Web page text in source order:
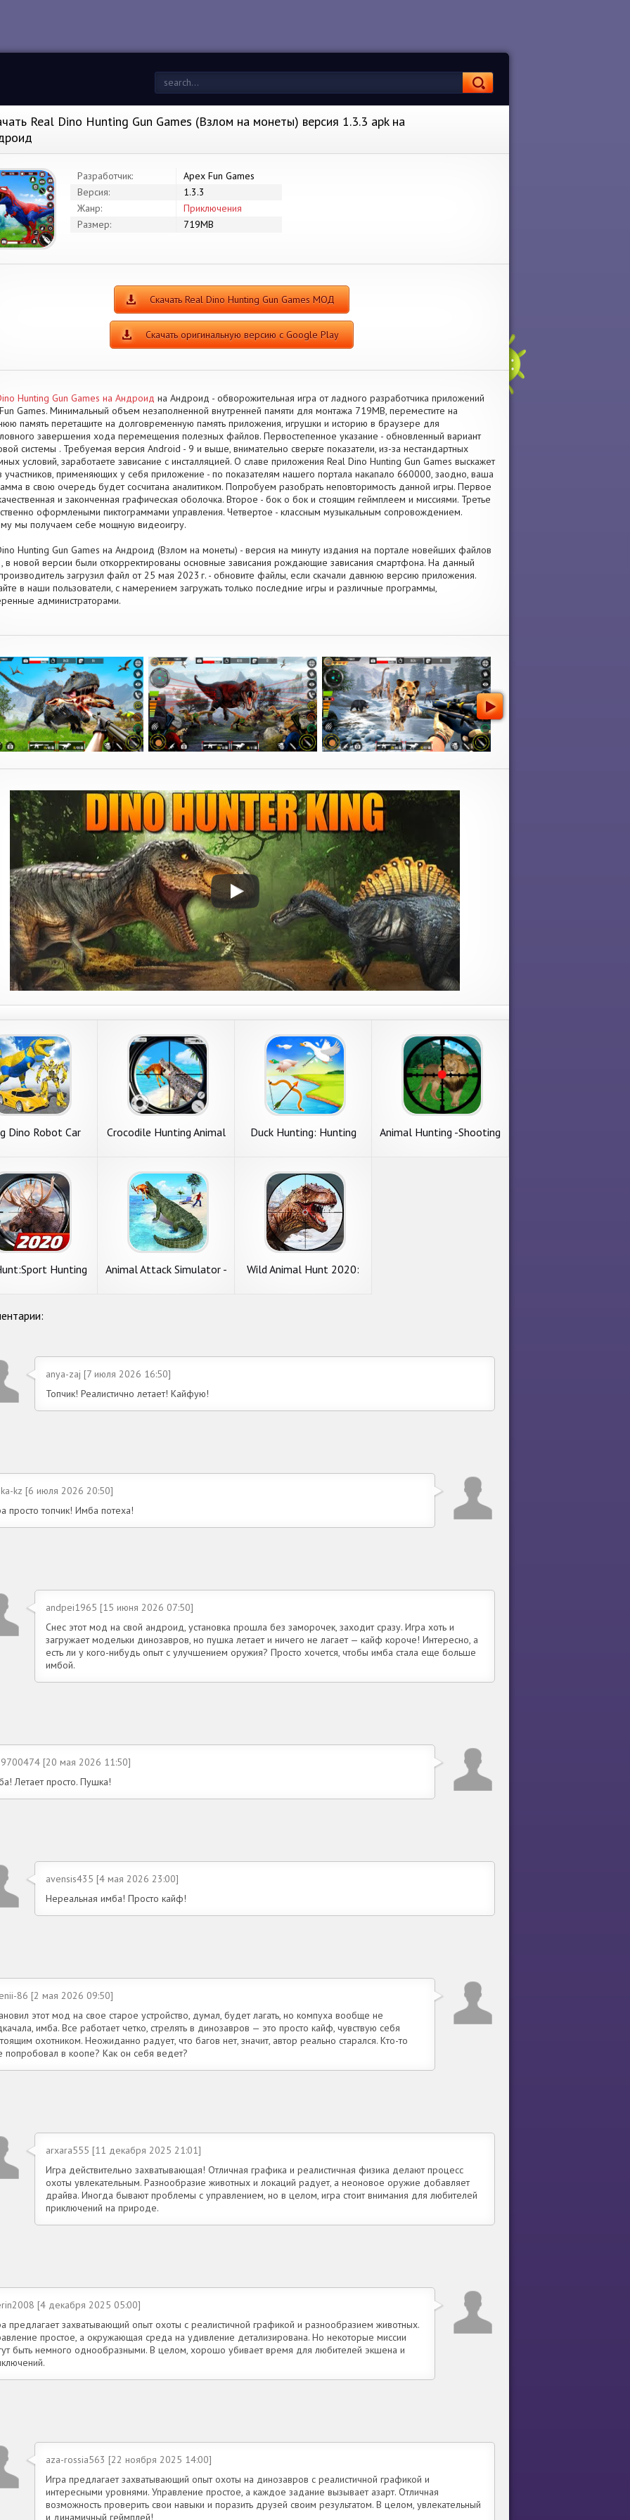
Real Dino Hunting Gun Games (Взлом на монеты) версия 1.3.3 apk на
Разработчик:
Apex Fun Games
Версия:
1.3.3
Жанр:
Приключения
Размер:
719MB
Скачать Real Dino Hunting Gun Games МОД
Скачать оригинальную версию с Google Play
Hunting Gun Games на Андроид на Андроид - обворожительная игра от ладного разработчика приложений
Games. Минимальный объем незаполненной внутренней памяти для монтажа 719MB, переместите на
память перетащите на долговременную память приложения, игрушки и историю в браузере для
завершения хода перемещения полезных файлов. Первостепенное указание - обновленный вариант
системы . Требуемая версия Android - 9 и выше, внимательно сверьте показатели, из-за нестандартных
условий, заработаете зависание с инсталляцией. О славе приложения Real Dino Hunting Gun Games выскажет
участников, применяющих у себя приложение - по показателям нашего портала накапало 660000, заодно, ваша
в свою очередь будет сосчитана аналитиком. Попробуем разобрать неповторимость данной игры. Первое
и законченная графическая оболочка. Второе - бок о бок и стоящим геймплеем и миссиями. Третье
оформлеными пиктограммами управления. Четвертое - классным музыкальным сопровождением.
мы получаем себе мощную видеоигру.
Hunting Gun Games на Андроид (Взлом на монеты) - версия на минуту издания на портале новейших файлов
в новой версии были откорректированы основные зависания рождающие зависания смартфона. На данный
загрузил файл от 25 мая 2023 г. - обновите файлы, если скачали давнюю версию приложения.
в наши пользователи, с намерением загружать только последние игры и различные программы,
администраторами.
Dino Robot Car
Crocodile Hunting Animal
Duck Hunting: Hunting
Animal Hunting -Shooting
Hunting
Animal Attack Simulator -
Wild Animal Hunt 2020:
anya-zaj [7 июля 2026 16:50]
Топчик! Реалистично летает! Кайфую!
kz [6 июля 2026 20:50]
просто топчик! Имба потеха!
andpei1965 [15 июня 2026 07:50]
Снес этот мод на свой андроид, установка прошла без заморочек, заходит сразу. Игра хоть и
загружает модельки динозавров, но пушка летает и ничего не лагает — кайф короче! Интересно, а
есть ли у кого-нибудь опыт с улучшением оружия? Просто хочется, чтобы имба стала еще больше
имбой.
[20 мая 2026 11:50]
Летает просто. Пушка!
avensis435 [4 мая 2026 23:00]
Нереальная имба! Просто кайф!
86 [2 мая 2026 09:50]
этот мод на свое старое устройство, думал, будет лагать, но компуха вообще не
имба. Все работает четко, стрелять в динозавров — это просто кайф, чувствую себя
охотником. Неожиданно радует, что багов нет, значит, автор реально старался. Кто-то
попробовал в коопе? Как он себя ведет?
arxara555 [11 декабря 2025 21:01]
Игра действительно захватывающая! Отличная графика и реалистичная физика делают процесс
охоты увлекательным. Разнообразие животных и локаций радует, а неоновое оружие добавляет
драйва. Иногда бывают проблемы с управлением, но в целом, игра стоит внимания для любителей
приключений на природе.
[4 декабря 2025 05:00]
предлагает захватывающий опыт охоты с реалистичной графикой и разнообразием животных.
простое, а окружающая среда на удивление детализирована. Но некоторые миссии
быть немного однообразными. В целом, хорошо убивает время для любителей экшена и
aza-rossia563 [22 ноября 2025 14:00]
Игра предлагает захватывающий опыт охоты на динозавров с реалистичной графикой и
интересными уровнями. Управление простое, а каждое задание вызывает азарт. Отличная
возможность проверить свои навыки и поразить друзей своим результатом. В целом, увлекательный
и динамичный геймплей!